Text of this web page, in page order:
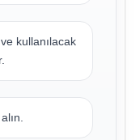
kullanılacak